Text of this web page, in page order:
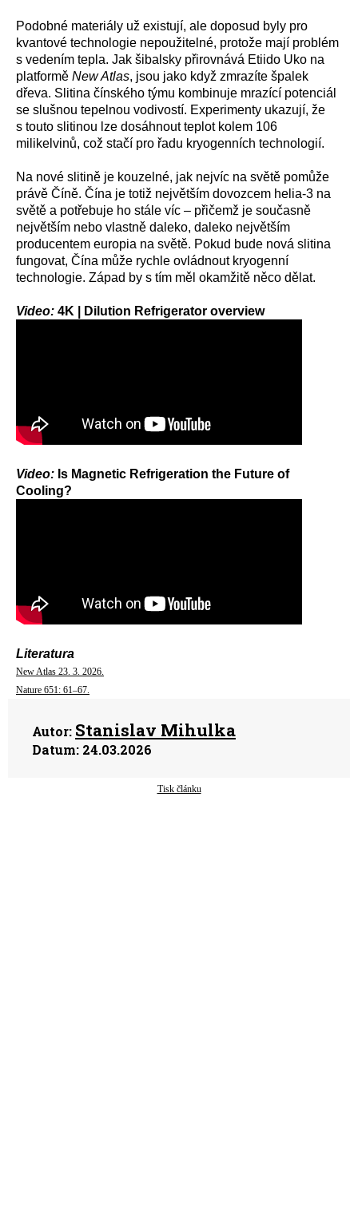
Podobné materiály už existují, ale doposud byly pro
kvantové technologie nepoužitelné, protože mají problém
s vedením tepla. Jak šibalsky přirovnává Etiido Uko na
platformě New Atlas, jsou jako když zmrazíte špalek
dřeva. Slitina čínského týmu kombinuje mrazící potenciál
se slušnou tepelnou vodivostí. Experimenty ukazují, že
s touto slitinou lze dosáhnout teplot kolem 106
milikelvinů, což stačí pro řadu kryogenních technologií.
Na nové slitině je kouzelné, jak nejvíc na světě pomůže
právě Číně. Čína je totiž největším dovozcem helia-3 na
světě a potřebuje ho stále víc – přičemž je současně
největším nebo vlastně daleko, daleko největším
producentem europia na světě. Pokud bude nová slitina
fungovat, Čína může rychle ovládnout kryogenní
technologie. Západ by s tím měl okamžitě něco dělat.
Video: 4K | Dilution Refrigerator overview
Video: Is Magnetic Refrigeration the Future of
Cooling?
Literatura
New Atlas 23. 3. 2026.
Nature 651: 61–67.
Autor: Stanislav Mihulka
Datum: 24.03.2026
Tisk článku